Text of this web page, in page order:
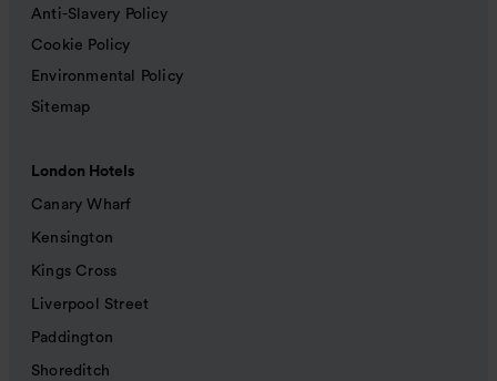
Anti-Slavery Policy
Cookie Policy
Environmental Policy
Sitemap
London Hotels
Canary Wharf
Kensington
Kings Cross
Liverpool Street
Paddington
Shoreditch